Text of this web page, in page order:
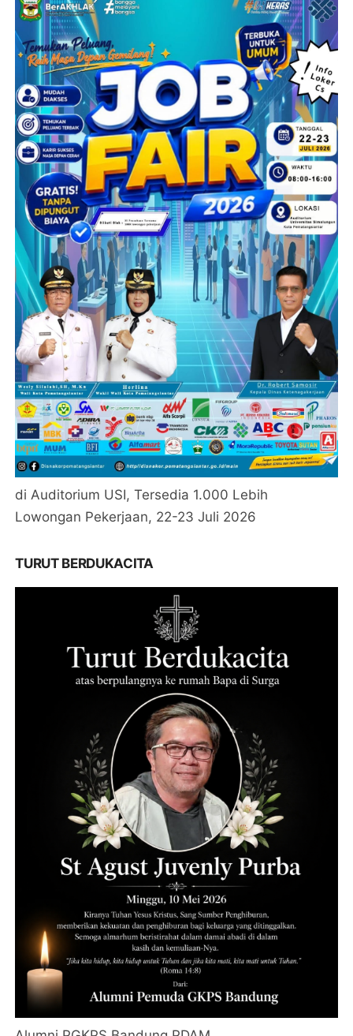
di Auditorium USI, Tersedia 1.000 Lebih
Lowongan Pekerjaan, 22-23 Juli 2026
TURUT BERDUKACITA